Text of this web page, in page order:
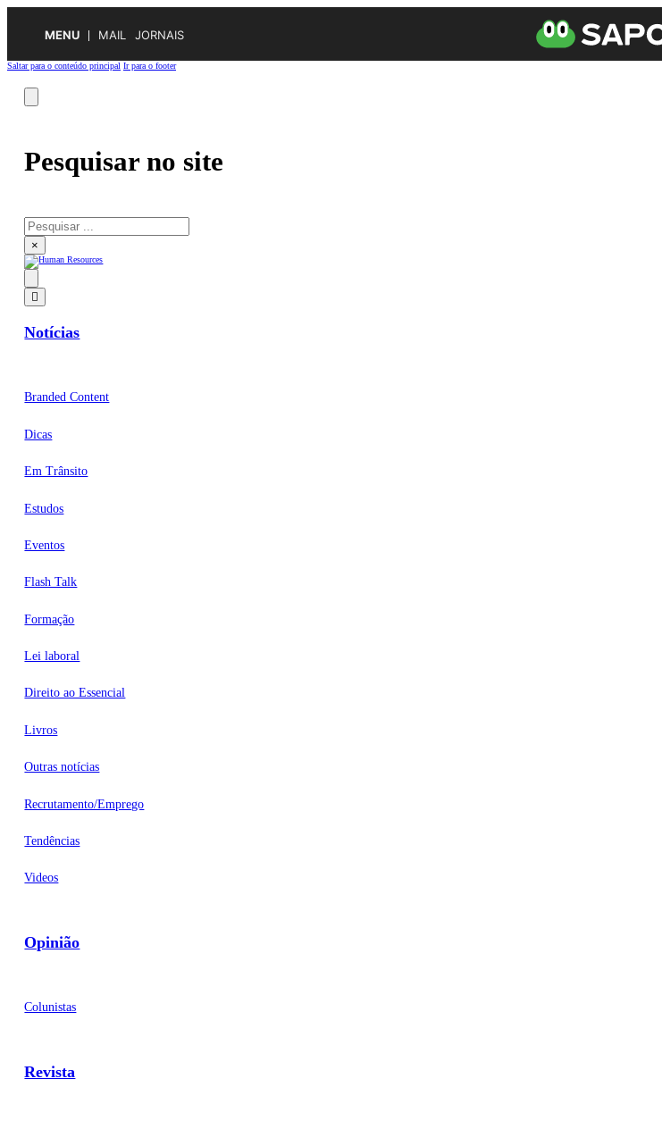
MENU MAIL JORNAIS
Saltar para o conteúdo principal Ir para o footer
Pesquisar no site
Pesquisar
×
Notícias
Branded Content
Dicas
Em Trânsito
Estudos
Eventos
Flash Talk
Formação
Lei laboral
Direito ao Essencial
Livros
Outras notícias
Recrutamento/Emprego
Tendências
Videos
Opinião
Colunistas
Revista